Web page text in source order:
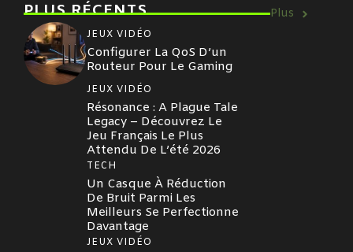
PLUS RÉCENTS Plus
JEUX VIDÉO
Configurer La QoS D’un
Routeur Pour Le Gaming
JEUX VIDÉO
Résonance : A Plague Tale
Legacy – Découvrez Le
Jeu Français Le Plus
Attendu De L’été 2026
TECH
Un Casque À Réduction
De Bruit Parmi Les
Meilleurs Se Perfectionne
Davantage
JEUX VIDÉO